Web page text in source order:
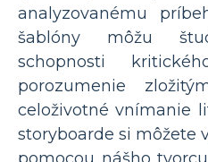
analyzovanému
šablóny môžu
schopnosti
porozumenie
celoživotné vnímanie
storyboarde si môžete